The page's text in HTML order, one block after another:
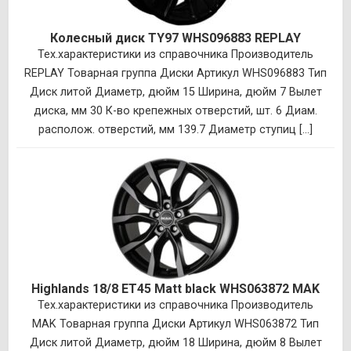
Колесный диск TY97 WHS096883 REPLAY
Тех.характеристики из справочника Производитель
REPLAY Товарная группа Диски Артикул WHS096883 Тип
Диск литой Диаметр, дюйм 15 Ширина, дюйм 7 Вылет
диска, мм 30 К-во крепежных отверстий, шт. 6 Диам.
располож. отверстий, мм 139.7 Диаметр ступиц [...]
Highlands 18/8 ET45 Matt black WHS063872 MAK
Тех.характеристики из справочника Производитель
MAK Товарная группа Диски Артикул WHS063872 Тип
Диск литой Диаметр, дюйм 18 Ширина, дюйм 8 Вылет